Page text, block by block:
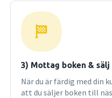
3) Mottag boken &
När du är färdig med din
att du säljer boken till